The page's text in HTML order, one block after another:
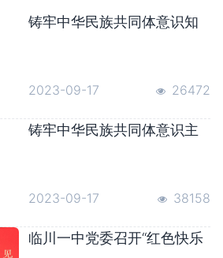
铸牢中华民族共同体意识知
2023-09-17 26472
铸牢中华民族共同体意识主
2023-09-17 38158
临川一中党委召开“红色快乐